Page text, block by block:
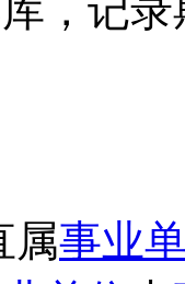
，记
属事业